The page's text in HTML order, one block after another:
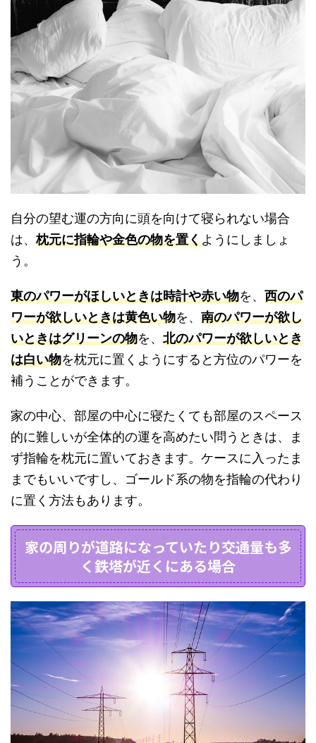
自分の望む運の方向に頭を向けて寝られない場合
は、枕元に指輪や金色の物を置くようにしましょ
う。
東のパワーがほしいときは時計や赤い物を、 西のパ
ワーが欲しいときは黄色い物を、 南のパワーが欲し
いときはグリーンの物を、 北のパワーが欲しいとき
は白い物を枕元に置くようにすると方位のパワーを
補うことができます。
家の中心、部屋の中心に寝たくても部屋のスペース
的に難しいが全体的の運を高めたい問うときは、ま
ず指輪を枕元に置いておきます。ケースに入ったま
までもいいですし、ゴールド系の物を指輪の代わり
に置く方法もあります。
家の周りが道路になっていたり交通量も多
く鉄塔が近くにある場合